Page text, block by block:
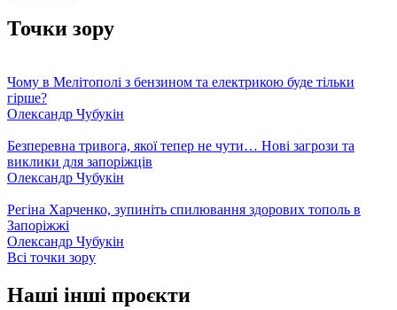
Точки зору
Чому в Мелітополі з бензином та електрикою буде тільки
гірше?
Олександр Чубукін
Безперевна тривога, якої тепер не чути… Нові загрози та
виклики для запоріжців
Олександр Чубукін
Регіна Харченко, зупиніть спилювання здорових тополь в
Запоріжжі
Олександр Чубукін
Всі точки зору
Наші інші проєкти